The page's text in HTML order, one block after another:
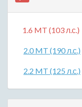
1.6 MT (103 л.с.)
2.0 MT (190 л.с.)
2.2 MT (125 л.с.)